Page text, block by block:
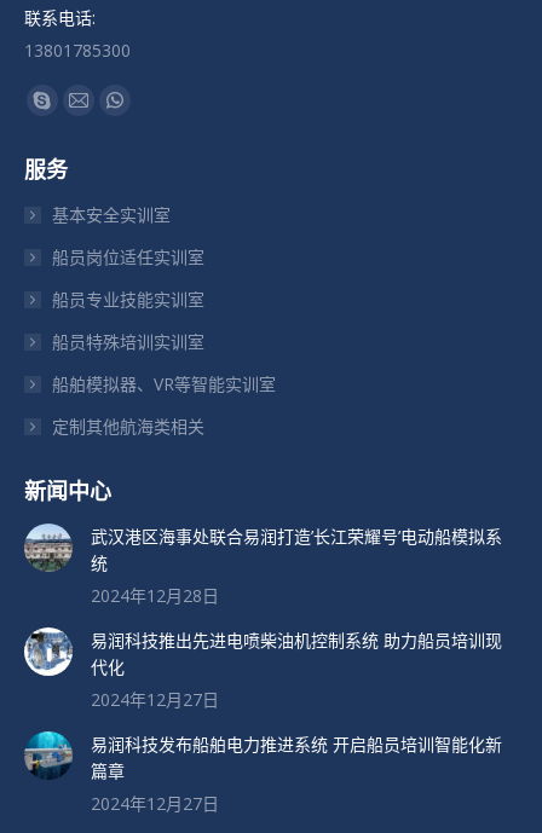
联系电话:
13801785300
找到我们：
Skype
在
新
口
中
打
Mail
新
口
中
打
Whatsapp
新
口
中
打
服务
基本安全实训室
船员岗位适任实训室
船员专业技能实训室
船员特殊培训实训室
船舶模拟器、VR等智能实训室
定制其他航海类相关
新闻中心
武汉港区海事处联合易润打造’长江荣耀号’电动船模拟系
统
2024年12月28日
易润科技推出先进电喷柴油机控制系统 助力船员培训现
代化
2024年12月27日
易润科技发布船舶电力推进系统 开启船员培训智能化新
篇章
2024年12月27日